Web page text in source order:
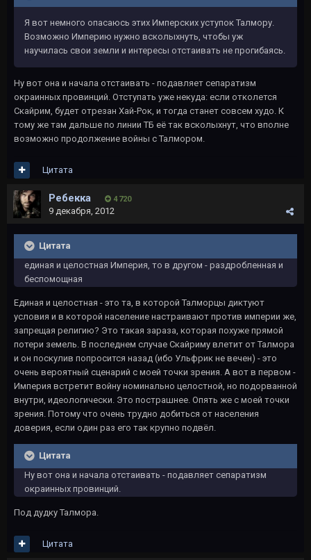
Я вот немного опасаюсь этих Имперских уступок Талмору.
Возможно Империю нужно всколыхнуть, чтобы уж
научилась свои земли и интересы отстаивать не прогибаясь.
Ну вот она и начала отстаивать - подавляет сепаратизм
окраинных провинций. Отступать уже некуда: если отколется
Скайрим, будет отрезан Хай-Рок, и тогда станет совсем худо. К
тому же там дальше по линии ТБ её так всколыхнут, что вполне
возможно продолжение войны с Талмором.
Цитата
Ребекка 4 720
9 декабря, 2012
Цитата
единая и целостная Империя, то в другом - раздробленная и
беспомощная
Единая и целостная - это та, в которой Талморцы диктуют
условия и в которой население настраивают против империи же,
запрещая религию? Это такая зараза, которая похуже прямой
потери земель. В последнем случае Скайриму влетит от Талмора
и он поскулив попросится назад (ибо Ульфрик не вечен) - это
очень вероятный сценарий с моей точки зрения. А вот в первом -
Империя встретит войну номинально целостной, но подорванной
внутри, идеологически. Это пострашнее. Опять же с моей точки
зрения. Потому что очень трудно добиться от населения
доверия, если один раз его так крупно подвёл.
Цитата
Ну вот она и начала отстаивать - подавляет сепаратизм
окраинных провинций.
Под дудку Талмора.
Цитата